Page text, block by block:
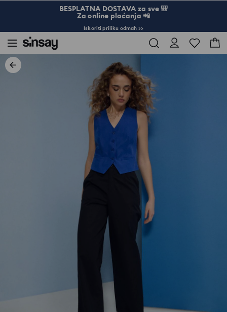
BESPLATNA DOSTAVA za sve 🎒
Za online plaćanja 📲
Iskoriti priliku odmah >>